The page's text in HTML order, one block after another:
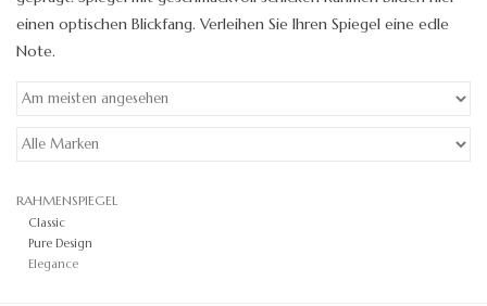
Zubehör
Designspiegel
Spiegel auf Maß
Standspiegel
einen optischen Blickfang. Verleihen Sie Ihren Spiegel eine edle
Note.
RAHMENSPIEGEL
Classic
Pure Design
Elegance